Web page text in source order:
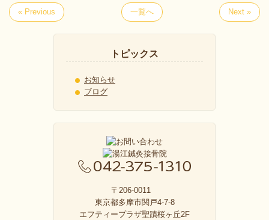
« Previous 一覧へ Next »
トピックス
お知らせ
ブログ
〒206-0011
東京都多摩市関戸4-7-8
エフティープラザ聖蹟桜ヶ丘2F